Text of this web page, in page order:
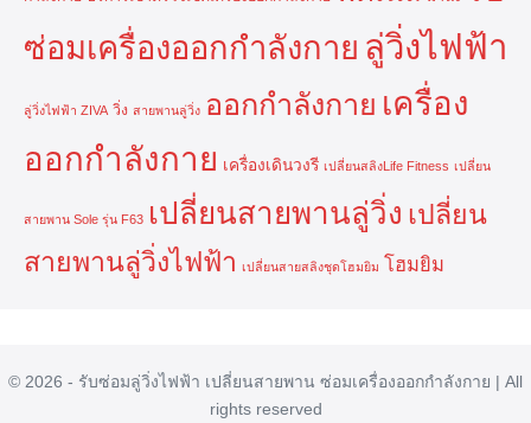
ซ่อมเครื่องออกกำลังกาย ลู่วิ่งไฟฟ้า
ลู่วิ่งไฟฟ้า ZIVA วิ่ง สายพานลู่วิ่ง ออกกำลังกาย เครื่อง
ออกกำลังกาย เครื่องเดินวงรี เปลี่ยนสลิงLife Fitness เปลี่ยน
สายพาน Sole รุ่น F63 เปลี่ยนสายพานลู่วิ่ง เปลี่ยน
สายพานลู่วิ่งไฟฟ้า เปลี่ยนสายสลิงชุดโฮมยิม โฮมยิม
© 2026 - รับซ่อมลู่วิ่งไฟฟ้า เปลี่ยนสายพาน ซ่อมเครื่องออกกำลังกาย | All
rights reserved